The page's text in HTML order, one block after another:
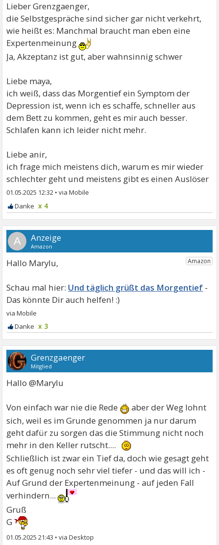
Lieber Grenzgaenger,
die Selbstgespräche sind sicher gar nicht verkehrt,
wie heißt es: Manchmal braucht man eben eine
Expertenmeinung
Ja, Akzeptanz ist gut, aber wahnsinnig schwer
Liebe maya,
ich weiß, dass das Morgentief ein Symptom der
Depression ist, wenn ich es schaffe, schneller aus
dem Bett zu kommen, geht es mir auch besser.
Schlafen kann ich leider nicht mehr.
Liebe anir,
ich frage mich meistens dich, warum es mir wieder
schlechter geht und meistens gibt es einen Auslöser
01.05.2025 12:32 •
x 4
A
Hallo Marylu,
Und täglich grüßt das Morgentief
x 3
Grenzgaenger
Mitglied
Hallo @Marylu
Von einfach war nie die Rede
aber der Weg lohnt
sich, weil es im Grunde genommen ja nur darum
geht dafür zu sorgen das die Stimmung nicht noch
mehr in den Keller rutscht....
Schließlich ist zwar ein Tief da, doch wie gesagt geht
es oft genug noch sehr viel tiefer - und das will ich -
Auf Grund der Expertenmeinung - auf jeden Fall
verhindern...
Gruß
G
01.05.2025 21:43 •